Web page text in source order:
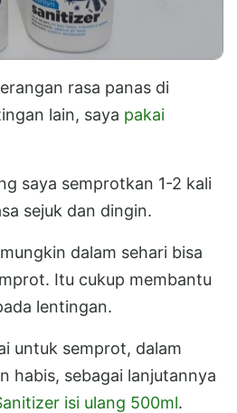
rasa panas di
lain, saya pakai
saya semprotkan 1-2 kali
sejuk dan dingin.
dalam sehari bisa
Itu cukup membantu
lentingan.
untuk semprot, dalam
habis, sebagai lanjutannya
isi ulang 500ml.